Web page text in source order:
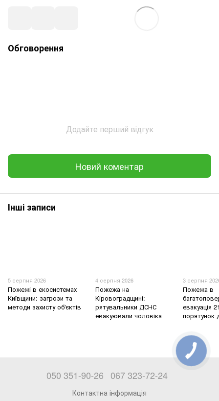
Обговорення
Додайте перший відгук
Новий коментар
Інші записи
5 серпня 2026
Пожежі в екосистемах
Київщини: загрози та
методи захисту об'єктів
4 серпня 2026
Пожежа на
Кіровоградщині:
рятувальники ДСНС
евакуювали чоловіка
3 серпня
Пожежа в
евакуація
порятунок
050 351-90-26 067 323-72-24
Контактна інформація